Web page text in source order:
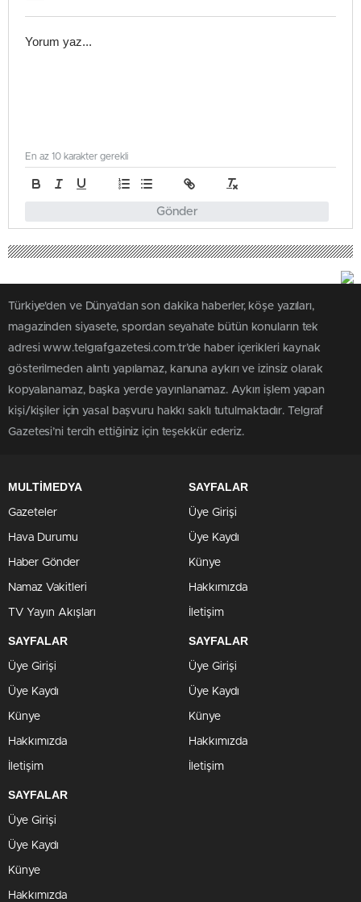
Gönder
En az 10 karakter gerekli
Türkiye'den ve Dünya’dan son dakika haberler, köşe yazıları,
magazinden siyasete, spordan seyahate bütün konuların tek
adresi www.telgrafgazetesi.com.tr’de haber içerikleri kaynak
gösterilmeden alıntı yapılamaz, kanuna aykırı ve izinsiz olarak
kopyalanamaz, başka yerde yayınlanamaz. Aykırı işlem yapan
kişi/kişiler için yasal başvuru hakkı saklı tutulmaktadır. Telgraf
Gazetesi’ni tercih ettiğiniz için teşekkür ederiz.
MULTİMEDYA
Gazeteler
Hava Durumu
Haber Gönder
Namaz Vakitleri
TV Yayın Akışları
SAYFALAR
Üye Girişi
Üye Kaydı
Künye
Hakkımızda
İletişim
SAYFALAR
Üye Girişi
Üye Kaydı
Künye
Hakkımızda
İletişim
SAYFALAR
Üye Girişi
Üye Kaydı
Künye
Hakkımızda
İletişim
SAYFALAR
Üye Girişi
Üye Kaydı
Künye
Hakkımızda